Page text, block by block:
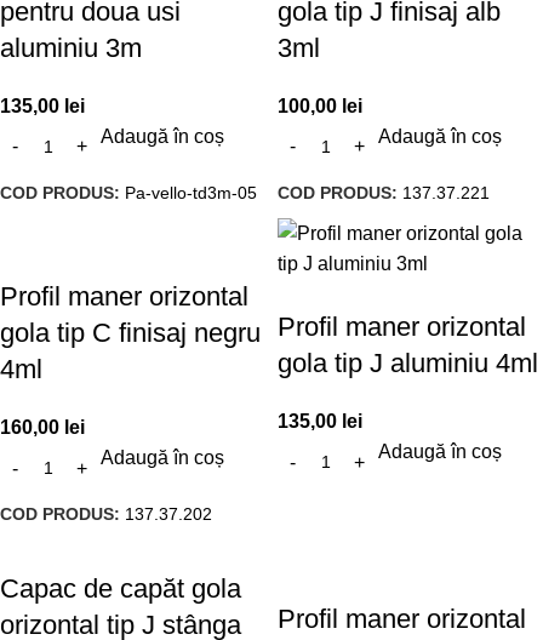
pentru doua usi
aluminiu 3m
135,00 lei
Adaugă în coș
COD PRODUS: Pa-vello-td3m-05
gola tip J finisaj alb
3ml
100,00 lei
Adaugă în coș
COD PRODUS: 137.37.221
Profil maner orizontal
gola tip C finisaj negru
4ml
160,00 lei
Adaugă în coș
COD PRODUS: 137.37.202
Profil maner orizontal
gola tip J aluminiu 4ml
135,00 lei
Adaugă în coș
Capac de capăt gola
orizontal tip J stânga
Profil maner orizontal